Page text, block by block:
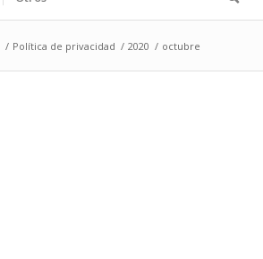
/ Política de privacidad / 2020 / octubre